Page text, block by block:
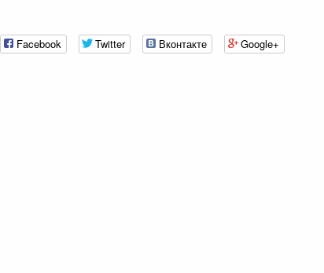
Facebook Twitter Вконтакте Google+